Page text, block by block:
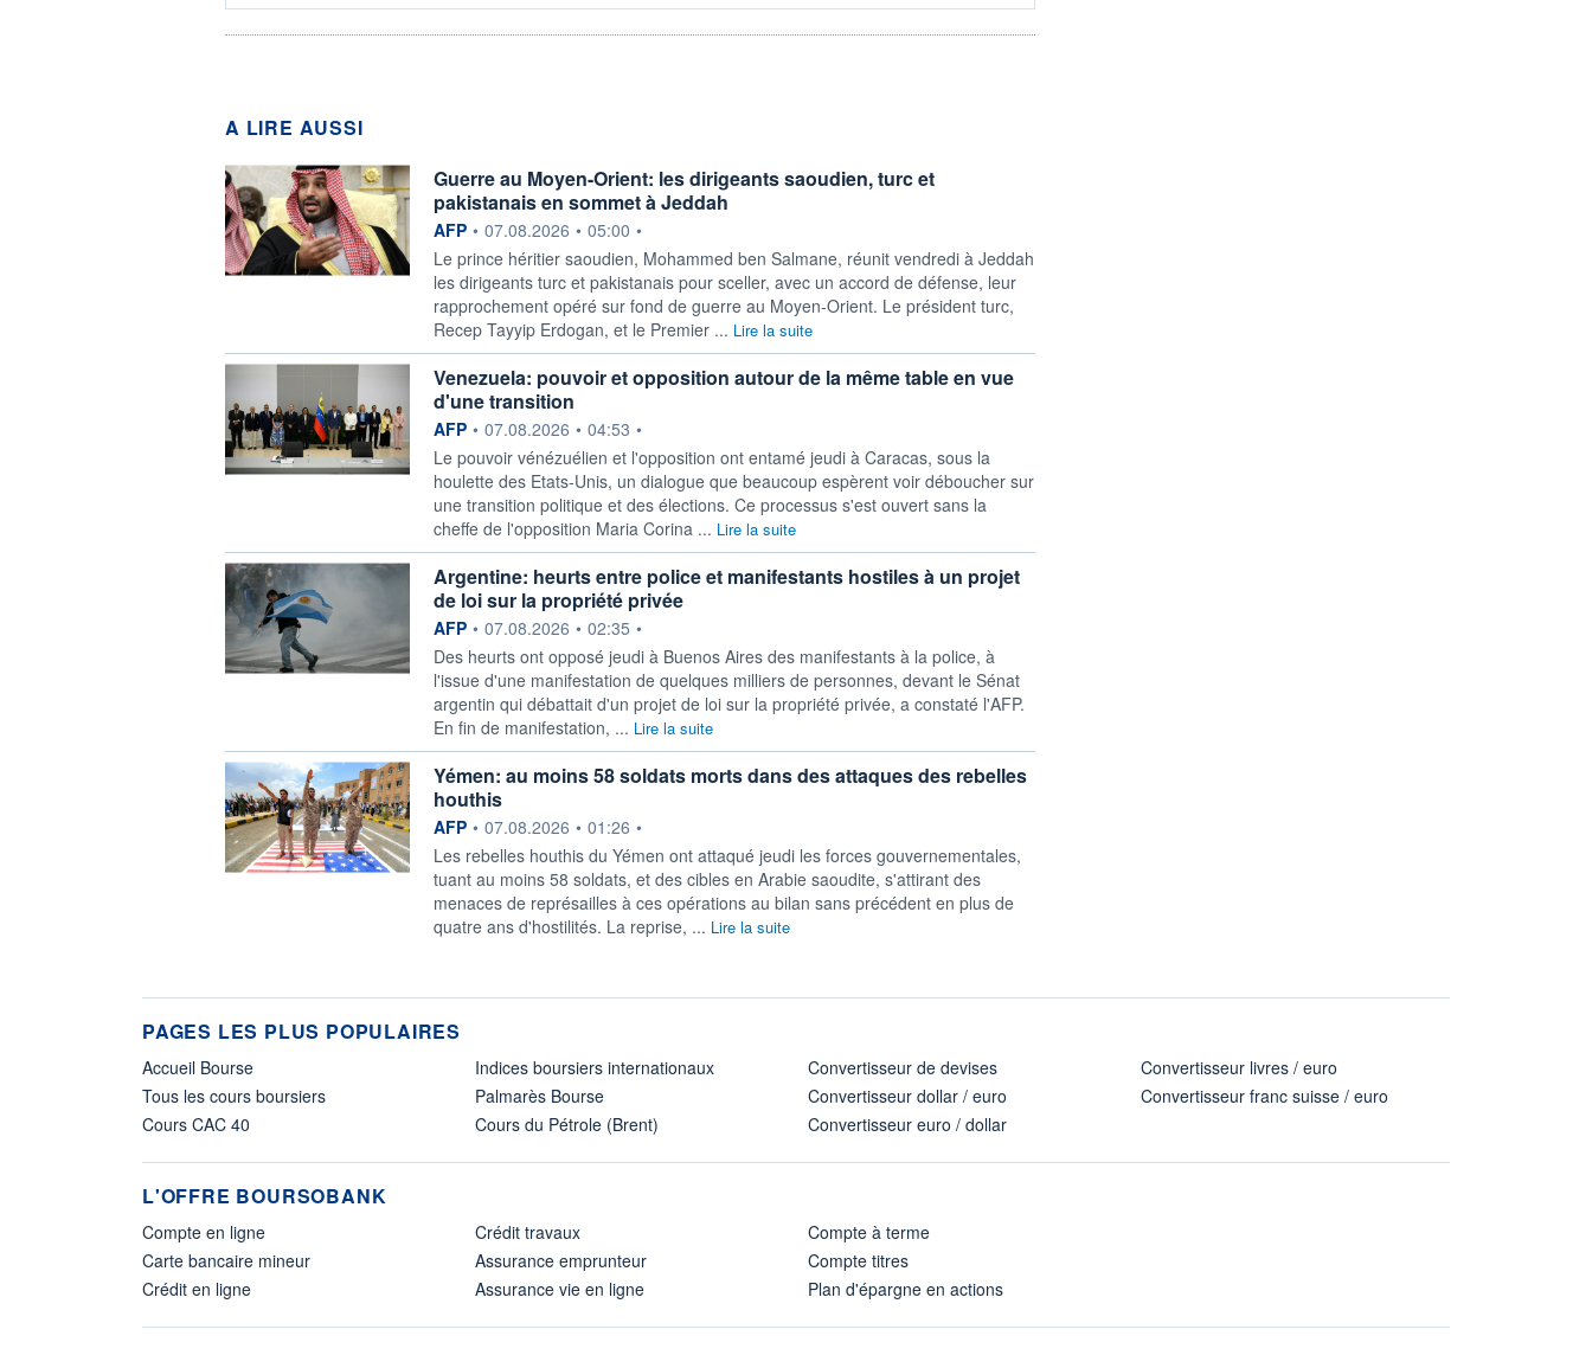
A LIRE AUSSI
Guerre au Moyen-Orient: les dirigeants saoudien, turc et
pakistanais en sommet à Jeddah
information fournie par
AFP • 07.08.2026 • 05:00 •
Le prince héritier saoudien, Mohammed ben Salmane, réunit vendredi à Jeddah
les dirigeants turc et pakistanais pour sceller, avec un accord de défense, leur
rapprochement opéré sur fond de guerre au Moyen-Orient. Le président turc,
Recep Tayyip Erdogan, et le Premier ... Lire la suite
Venezuela: pouvoir et opposition autour de la même table en vue
d'une transition
information fournie par
AFP • 07.08.2026 • 04:53 •
Le pouvoir vénézuélien et l'opposition ont entamé jeudi à Caracas, sous la
houlette des Etats-Unis, un dialogue que beaucoup espèrent voir déboucher sur
une transition politique et des élections. Ce processus s'est ouvert sans la
cheffe de l'opposition Maria Corina ... Lire la suite
Argentine: heurts entre police et manifestants hostiles à un projet
de loi sur la propriété privée
information fournie par
AFP • 07.08.2026 • 02:35 •
Des heurts ont opposé jeudi à Buenos Aires des manifestants à la police, à
l'issue d'une manifestation de quelques milliers de personnes, devant le Sénat
argentin qui débattait d'un projet de loi sur la propriété privée, a constaté l'AFP.
En fin de manifestation, ... Lire la suite
Yémen: au moins 58 soldats morts dans des attaques des rebelles
houthis
information fournie par
AFP • 07.08.2026 • 01:26 •
Les rebelles houthis du Yémen ont attaqué jeudi les forces gouvernementales,
tuant au moins 58 soldats, et des cibles en Arabie saoudite, s'attirant des
menaces de représailles à ces opérations au bilan sans précédent en plus de
quatre ans d'hostilités. La reprise, ... Lire la suite
PAGES LES PLUS POPULAIRES
Accueil Bourse
Tous les cours boursiers
Cours CAC 40
Indices boursiers internationaux
Palmarès Bourse
Cours du Pétrole (Brent)
Convertisseur de devises
Convertisseur dollar / euro
Convertisseur euro / dollar
Convertisseur livres / euro
Convertisseur franc suisse / euro
L'OFFRE BOURSOBANK
Compte en ligne
Carte bancaire mineur
Crédit en ligne
Crédit travaux
Assurance emprunteur
Assurance vie en ligne
Compte à terme
Compte titres
Plan d'épargne en actions